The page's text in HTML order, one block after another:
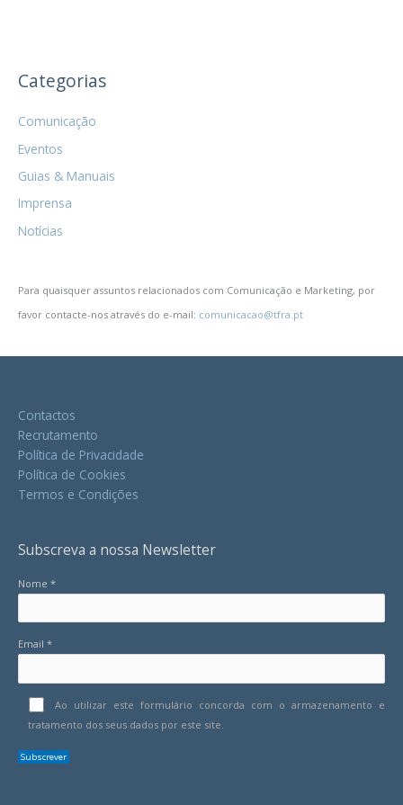
Categorias
Comunicação
Eventos
Guias & Manuais
Imprensa
Notícias
Para quaisquer assuntos relacionados com Comunicação e Marketing, por
favor contacte-nos através do e-mail: comunicacao@tfra.pt
Contactos
Recrutamento
Política de Privacidade
Política de Cookies
Termos e Condições
Subscreva a nossa Newsletter
Nome *
Email *
Ao utilizar este formulário concorda com o armazenamento e
tratamento dos seus dados por este site.